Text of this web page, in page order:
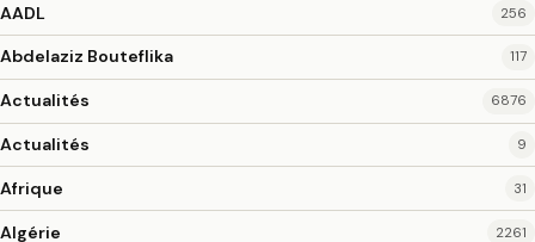
AADL 256
Abdelaziz Bouteflika 117
Actualités 6876
Actualités 9
Afrique 31
Algérie 2261